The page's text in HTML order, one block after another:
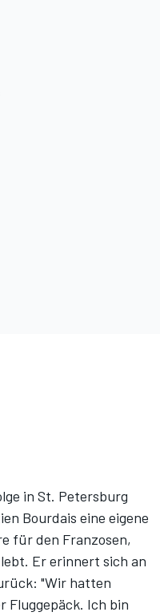
in St. Petersburg
Bourdais eine eigene
für den Franzosen,
Er erinnert sich an
"Wir hatten
Fluggepäck. Ich bin